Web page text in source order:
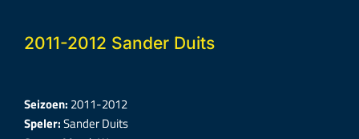
2011-2012 Sander Duits
Seizoen: 2011-2012
Speler:Sander Duits